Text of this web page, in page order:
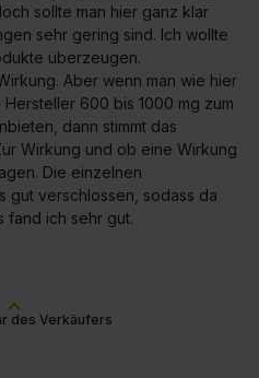
des Verkäufers
sollte man hier ganz klar
sehr gering sind. Ich wollte
überzeugen.
Aber wenn man wie hier
600 bis 1000 mg zum
dann stimmt das
Wirkung und ob eine Wirkung
Die einzelnen
gut verschlossen, sodass da
fand ich sehr gut.